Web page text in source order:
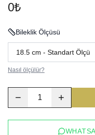
0₺
Bileklik Ölçüsü
Nasıl ölçülür?
1